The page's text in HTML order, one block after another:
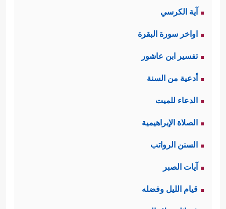
آية الكرسي
اواخر سورة البقرة
تفسير ابن عاشور
أدعية من السنة
الدعاء للميت
الصلاة الإبراهيمية
السنن الرواتب
آيات الصبر
قيام الليل وفضله